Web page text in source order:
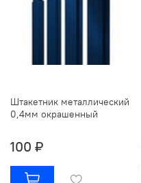
Штакетник металлический
0,4мм окрашенный
100 ₽